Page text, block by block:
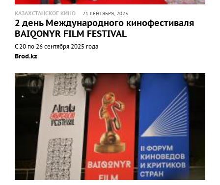
КАЗАХСТАНСКОЕ КИНО 21 СЕНТЯБРЯ, 2025
2 день Международного кинофестиваля
BAIQONYR FILM FESTIVAL
С 20 по 26 сентября 2025 года
Brod.kz